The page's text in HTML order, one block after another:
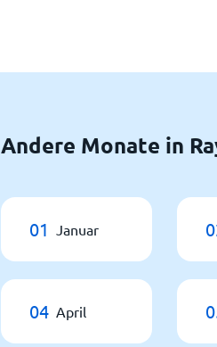
Andere Monate in
01 Januar
04 April